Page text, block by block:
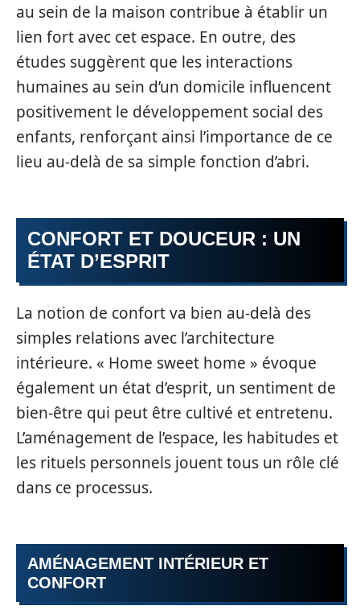
au sein de la maison contribue à établir un
lien fort avec cet espace. En outre, des
études suggèrent que les interactions
humaines au sein d’un domicile influencent
positivement le développement social des
enfants, renforçant ainsi l’importance de ce
lieu au-delà de sa simple fonction d’abri.
CONFORT ET DOUCEUR : UN
ÉTAT D’ESPRIT
La notion de confort va bien au-delà des
simples relations avec l’architecture
intérieure. « Home sweet home » évoque
également un état d’esprit, un sentiment de
bien-être qui peut être cultivé et entretenu.
L’aménagement de l’espace, les habitudes et
les rituels personnels jouent tous un rôle clé
dans ce processus.
AMÉNAGEMENT INTÉRIEUR ET
CONFORT